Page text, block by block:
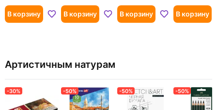
В корзину В корзину В корзину В корзину
Артистичным натурам
-30% -50% -50% -50%